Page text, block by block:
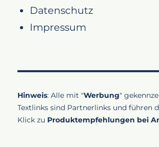
Datenschutz
Impressum
Hinweis: Alle mit "Werbung"
Textlinks sind Partnerlinks und führen
Klick zu Produktempfehlungen bei